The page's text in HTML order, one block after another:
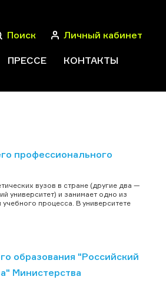
Поиск Личный кабинет
ПРЕССЕ КОНТАКТЫ
профессионального
вузов в стране (другие два —
университет) и занимает одно из
процесса. В университете
образования "Российский
Министерства